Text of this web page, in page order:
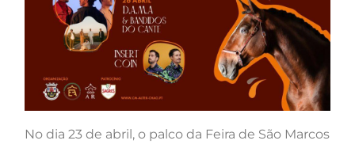
No dia 23 de abril, o palco da Feira de São Marcos